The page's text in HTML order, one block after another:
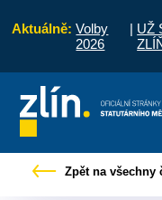
Aktuálně: Volby
2026
| UŽ
vyřídit
Zpět na všechny